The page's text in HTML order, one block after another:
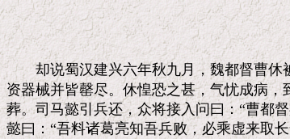
却说蜀汉建兴六年秋九月，魏都督曹休
资器械并皆罄尽。休惶恐之甚，气忧成病
葬。司马懿引兵还，众将接入问曰：“曹都
懿曰：“吾料诸葛亮知吾兵败，必乘虚来取